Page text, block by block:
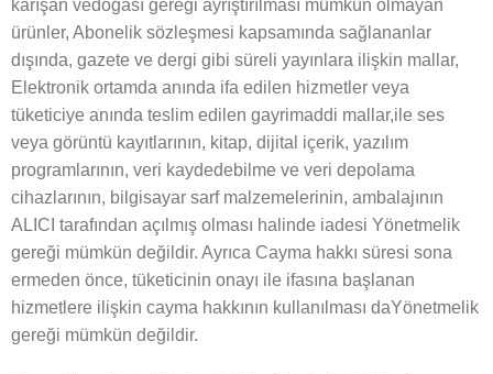
karışan vedoğası gereği ayrıştırılması mümkün olmayan
ürünler, Abonelik sözleşmesi kapsamında sağlananlar
dışında, gazete ve dergi gibi süreli yayınlara ilişkin mallar,
Elektronik ortamda anında ifa edilen hizmetler veya
tüketiciye anında teslim edilen gayrimaddi mallar,ile ses
veya görüntü kayıtlarının, kitap, dijital içerik, yazılım
programlarının, veri kaydedebilme ve veri depolama
cihazlarının, bilgisayar sarf malzemelerinin, ambalajının
ALICI tarafından açılmış olması halinde iadesi Yönetmelik
gereği mümkün değildir. Ayrıca Cayma hakkı süresi sona
ermeden önce, tüketicinin onayı ile ifasına başlanan
hizmetlere ilişkin cayma hakkının kullanılması daYönetmelik
gereği mümkün değildir.